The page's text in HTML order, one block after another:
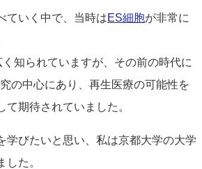
ていく中で、当時はES細胞が非常に
く知られていますが、その前の時代に
の中心にあり、再生医療の可能性を
て期待されていました。
学びたいと思い、私は京都大学の大学
した。